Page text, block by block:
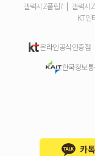
유심은
사은품은
청소년
기존 휴
총 납부
갤럭시Z플립7 | 갤럭시
KT인
온라인공식인증점
한국정보